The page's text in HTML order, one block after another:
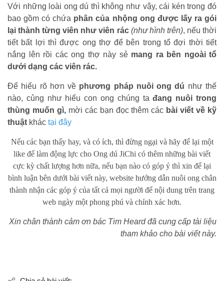
Với những loài ong dú thì không như vậy, cái kén trong đó
bao gồm có chứa phân của nhộng ong được lấy ra gói
lại thành từng viên như viên rác (như hình trên), nếu thời
tiết bất lợi thì được ong thợ để bên trong tổ đợi thời tiết
nắng lên rồi các ong thợ này sẻ mang ra bên ngoài tổ
dưới dạng các viên rác.
Để hiểu rõ hơn về phương pháp nuôi ong dú như thế
nào, củng như hiểu con ong chúng tađang nuôi trong
thùng muốn gì,mời các bạn đọc thêm các bài viết về kỹ
thuật khác tại đây
Nếu các bạn thấy hay, và có ích, thì đừng ngại và hãy để lại một
like để làm động lực cho Ong dú JiChi có thêm những bài viết
cực kỳ chất lượng hơn nữa, nếu bạn nào có góp ý thì xin để lại
bình luận bên dưới bài viết này, website hướng dẫn nuôi ong chân
thành nhận các góp ý của tất cả mọi người để nội dung trên trang
web ngày một phong phú và chính xác hơn.
Xin chân thành cảm ơn bác Tim Heard đã cung cấp tài liệu
tham khảo cho bài viết này.